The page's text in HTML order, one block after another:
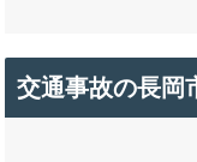
交通事故の長岡